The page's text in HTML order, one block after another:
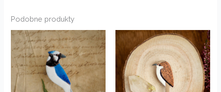
Podobne produkty